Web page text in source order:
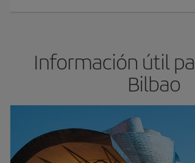
Información útil
Bilbao